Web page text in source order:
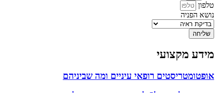
טלפון
נושא הפניה
שליחה
מידע מקצועי
אופטומטריסטים רופאי עיניים ומה שביניהם